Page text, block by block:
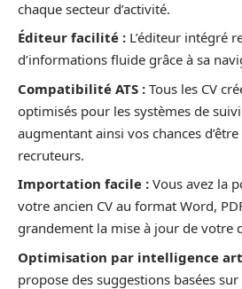
chaque secteur d’activité.
Éditeur facilité : L’éditeur intégré
d’informations fluide grâce à sa
Compatibilité ATS : Tous les CV
optimisés pour les systèmes de
augmentant ainsi vos chances
recruteurs.
Importation facile : Vous avez la
votre ancien CV au format Word,
grandement la mise à jour de votre
Optimisation par intelligence
propose des suggestions basées